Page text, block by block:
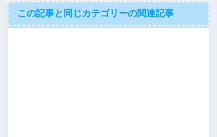
この記事と同じカテゴリーの関連記事